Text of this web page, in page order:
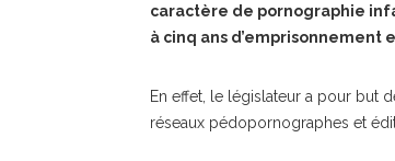
caractère de pornographie
à cinq ans d’emprisonnement
En effet, le législateur a pour but
réseaux pédopornographes et